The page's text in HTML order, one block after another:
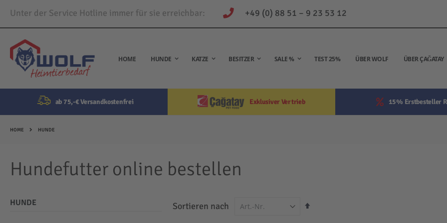
Unter der Service Hotline immer für sie erreichbar: +49 (0) 88 51 – 9 23 53 12
Direkt
zum
Inhalt
HOME HUNDE KATZE BESITZER SALE % TEST 25% ÜBER WOLF ÜBER ÇAĞATAY
ab 75,-€ Versandkostenfrei Exklusiver Vertrieb 15% Erstbesteller
HOME HUNDE
Hundefutter online bestellen
Sortieren nach
In
HUNDE